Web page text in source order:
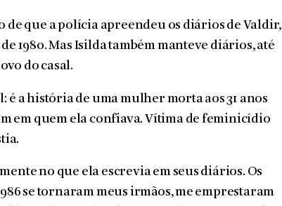
de que a polícia apreendeu os diários de Valdir,
1980. Mas Isilda também manteve diários, até
do casal.
é a história de uma mulher morta aos 31 anos
em quem ela confiava. Vítima de feminicídio
no que ela escrevia em seus diários. Os
se tornaram meus irmãos, me emprestaram